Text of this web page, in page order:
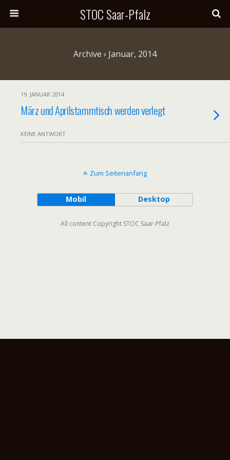
STOC Saar-Pfalz
Archive › Januar, 2014
19. JANUAR 2014
März und Aprilstammtisch werden verlegt
KEINE ANTWORT
Zum Seitenanfang
Mobil Desktop
All content Copyright STOC Saar-Pfalz